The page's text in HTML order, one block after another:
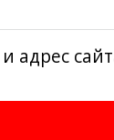
адрес